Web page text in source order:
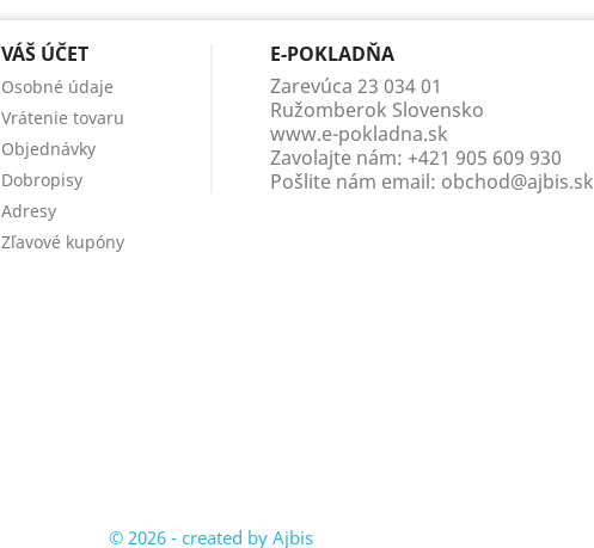
VÁŠ ÚČET
Osobné údaje
Vrátenie tovaru
Objednávky
Dobropisy
Adresy
Zľavové kupóny
E-POKLADŇA
Zarevúca 23 034 01
Ružomberok Slovensko
www.e-pokladna.sk
Zavolajte nám: +421 905 609 930
Pošlite nám email: obchod@ajbis.sk
© 2026 - created by Ajbis